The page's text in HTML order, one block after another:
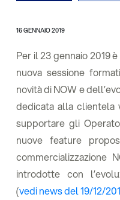
16 GENNAIO 2019
Per il 23 gennaio 2019
nuova sessione
novità di NOW e
dedicata alla clientela
supportare gli
nuove feature
commercializzazione
introdotte con
(vedi news del 19/12/